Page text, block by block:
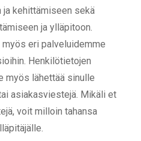
kehittämiseen sekä
ja ylläpitoon.
eri palveluidemme
Henkilötietojen
myös lähettää sinulle
asiakasviestejä. Mikäli et
voit milloin tahansa